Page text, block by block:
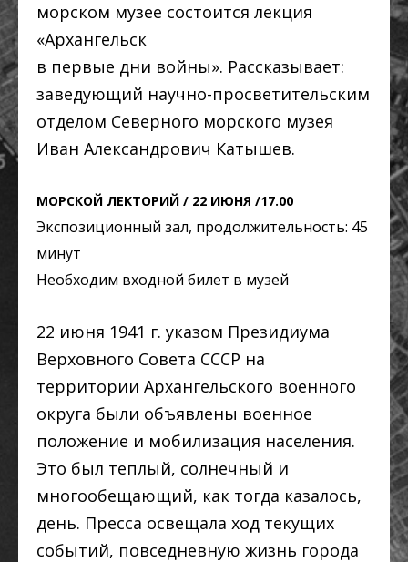
морском музее состоится лекция
«Архангельск
в первые дни войны». Рассказывает:
заведующий научно-просветительским
отделом Северного морского музея
Иван Александрович Катышев.
МОРСКОЙ ЛЕКТОРИЙ / 22 ИЮНЯ /17.00
Экспозиционный зал, продолжительность: 45
минут
Необходим входной билет в музей
22 июня 1941 г. указом Президиума
Верховного Совета СССР на
территории Архангельского военного
округа были объявлены военное
положение и мобилизация населения.
Это был теплый, солнечный и
многообещающий, как тогда казалось,
день. Пресса освещала ход текущих
событий, повседневную жизнь города